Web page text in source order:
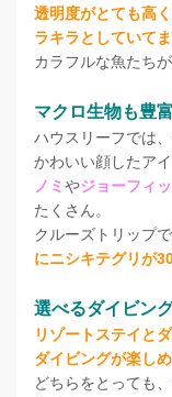
透明度がとても高
ラキラとしていて
カラフルな魚たち
マクロ生物も豊富
ハウスリーフでは
かわいい顔したア
ノミ やジョーフィ
たくさん。
クルーズトリップ
にニシキテグリが
選べるダイビン
リゾートステイと
ダイビングが楽しめ
どちらをとっても、